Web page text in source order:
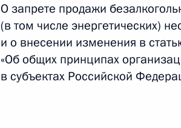
Вид документа
Все
Дата вступления в силу... или
О запрете продажи
(в том числе энергетических)
и о внесении изменения в
«Об общих принципах
в субъектах Российской